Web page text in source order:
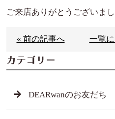
ご来店ありがとうございまし
« 前の記事へ 一覧
カテゴリー
DEARwanのお友だち